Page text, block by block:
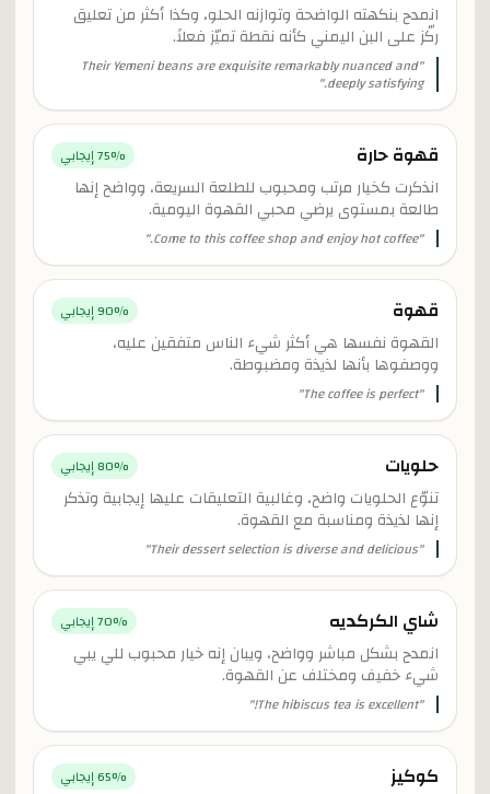
انمدح بنكهته الواضحة وتوازنه الحلو، وكذا أكثر من تعليق
ركّز على البن اليمني كأنه نقطة تميّز فعلاً.
"
Their Yemeni beans are exquisite remarkably nuanced and
deeply satisfying.
"
قهوة حارة 75% إيجابي
انذكرت كخيار مرتب ومحبوب للطلعة السريعة، وواضح إنها
طالعة بمستوى يرضي محبي القهوة اليومية.
"
Come to this coffee shop and enjoy hot coffee.
"
قهوة 90% إيجابي
القهوة نفسها هي أكثر شيء الناس متفقين عليه،
ووصفوها بأنها لذيذة ومضبوطة.
"
The coffee is perfect
"
حلويات 80% إيجابي
تنوّع الحلويات واضح، وغالبية التعليقات عليها إيجابية وتذكر
إنها لذيذة ومناسبة مع القهوة.
"
Their dessert selection is diverse and delicious
"
شاي الكركديه 70% إيجابي
انمدح بشكل مباشر وواضح، ويبان إنه خيار محبوب للي يبي
شيء خفيف ومختلف عن القهوة.
"
The hibiscus tea is excellent!
"
كوكيز 65% إيجابي